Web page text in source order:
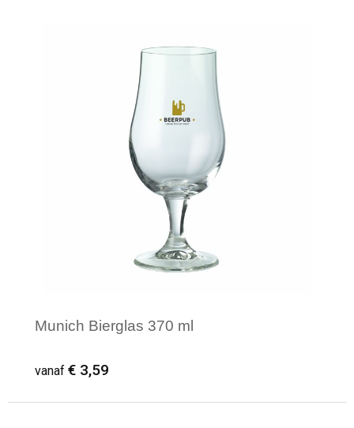
Minimale afname: 1
Munich Bierglas 370 ml
vanaf € 3,59